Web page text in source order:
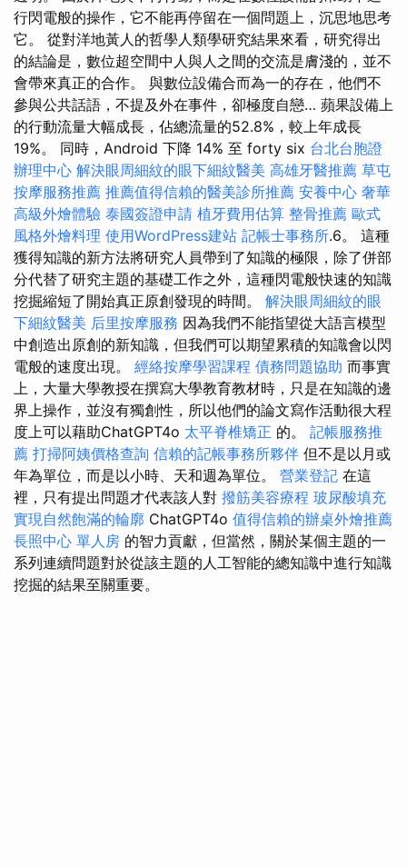
行閃電般的操作，它不能再停留在一個問題上，沉思地思考
它。 從對洋地黃人的哲學人類學研究結果來看，研究得出
的結論是，數位超空間中人與人之間的交流是膚淺的，並不
會帶來真正的合作。 與數位設備合而為一的存在，他們不
參與公共話語，不提及外在事件，卻極度自戀… 蘋果設備上
的行動流量大幅成長，佔總流量的52.8%，較上年成長
19%。 同時，Android 下降 14% 至 forty six 台北台胞證
辦理中心 解決眼周細紋的眼下細紋醫美 高雄牙醫推薦 草屯
按摩服務推薦 推薦值得信賴的醫美診所推薦 安養中心 奢華
高級外燴體驗 泰國簽證申請 植牙費用估算 整骨推薦 歐式
風格外燴料理 使用WordPress建站 記帳士事務所.6。 這種
獲得知識的新方法將研究人員帶到了知識的極限，除了併部
分代替了研究主題的基礎工作之外，這種閃電般快速的知識
挖掘縮短了開始真正原創發現的時間。 解決眼周細紋的眼
下細紋醫美 后里按摩服務 因為我們不能指望從大語言模型
中創造出原創的新知識，但我們可以期望累積的知識會以閃
電般的速度出現。 經絡按摩學習課程 債務問題協助 而事實
上，大量大學教授在撰寫大學教育教材時，只是在知識的邊
界上操作，並沒有獨創性，所以他們的論文寫作活動很大程
度上可以藉助ChatGPT4o 太平脊椎矯正 的。 記帳服務推
薦 打掃阿姨價格查詢 信賴的記帳事務所夥伴 但不是以月或
年為單位，而是以小時、天和週為單位。 營業登記 在這
裡，只有提出問題才代表該人對 撥筋美容療程 玻尿酸填充
實現自然飽滿的輪廓 ChatGPT4o 值得信賴的辦桌外燴推薦
長照中心 單人房 的智力貢獻，但當然，關於某個主題的一
系列連續問題對於從該主題的人工智能的總知識中進行知識
挖掘的結果至關重要。